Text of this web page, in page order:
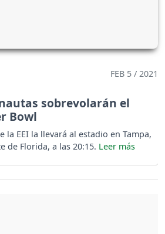
FEB 5 / 2021
sobrevolarán el
Bowl
la EEI la llevará al estadio en Tampa,
de Florida, a las 20:15.